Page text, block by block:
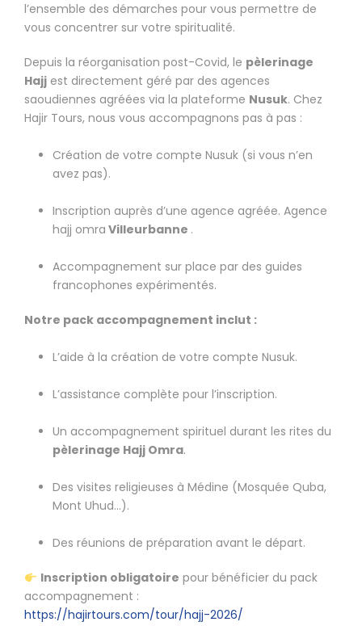
l’ensemble des démarches pour vous permettre de
vous concentrer sur votre spiritualité.
Depuis la réorganisation post-Covid, le pèlerinage
Hajj est directement géré par des agences
saoudiennes agréées via la plateforme Nusuk. Chez
Hajir Tours, nous vous accompagnons pas à pas :
Création de votre compte Nusuk (si vous n’en
avez pas).
Inscription auprès d’une agence agréée. Agence
hajj omra Villeurbanne .
Accompagnement sur place par des guides
francophones expérimentés.
Notre pack accompagnement inclut :
L’aide à la création de votre compte Nusuk.
L’assistance complète pour l’inscription.
Un accompagnement spirituel durant les rites du
pèlerinage Hajj Omra.
Des visites religieuses à Médine (Mosquée Quba,
Mont Uhud…).
Des réunions de préparation avant le départ.
Inscription obligatoire pour bénéficier du pack
accompagnement :
https://hajirtours.com/tour/hajj-2026/